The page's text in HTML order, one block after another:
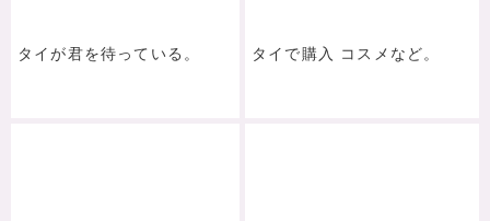
タイが君を待っている。 タイで購入 コスメなど。